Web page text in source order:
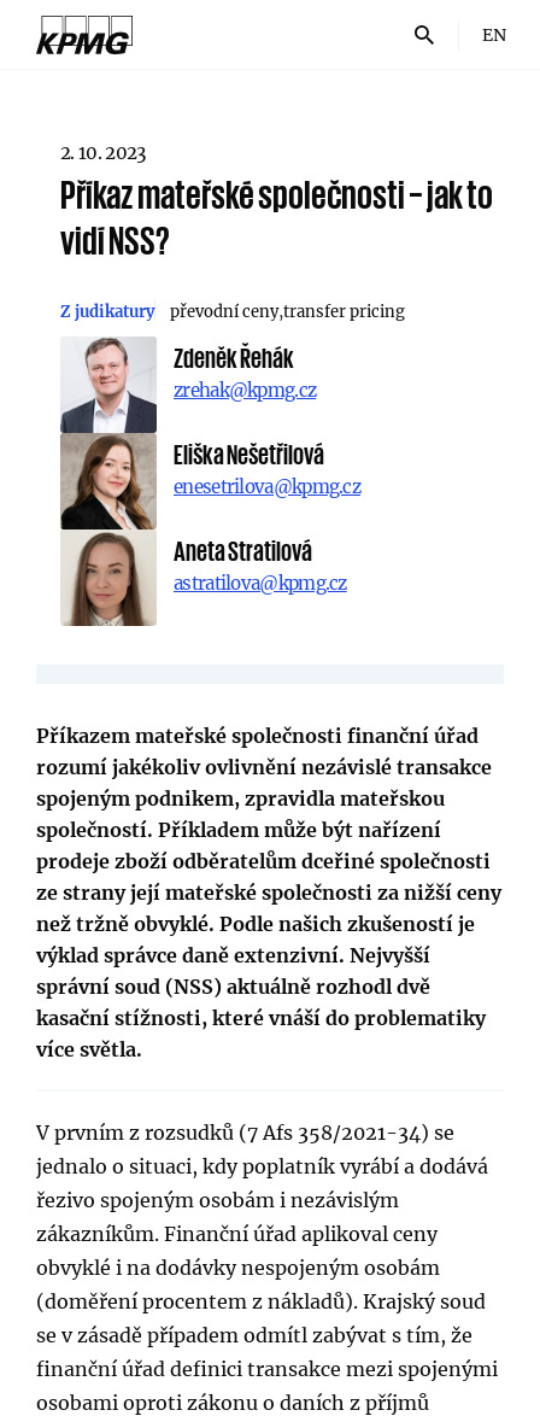
EN
2. 10. 2023
Příkaz mateřské společnosti – jak to
vidí NSS?
Z judikatury převodní ceny transfer pricing
Zdeněk Řehák
zrehak@kpmg.cz
Eliška Nešetřilová
enesetrilova@kpmg.cz
Aneta Stratilová
astratilova@kpmg.cz
Příkazem mateřské společnosti finanční úřad
rozumí jakékoliv ovlivnění nezávislé transakce
spojeným podnikem, zpravidla mateřskou
společností. Příkladem může být nařízení
prodeje zboží odběratelům dceřiné společnosti
ze strany její mateřské společnosti za nižší ceny
než tržně obvyklé. Podle našich zkušeností je
výklad správce daně extenzivní. Nejvyšší
správní soud (NSS) aktuálně rozhodl dvě
kasační stížnosti, které vnáší do problematiky
více světla.
V prvním z rozsudků (7 Afs 358/2021-34) se
jednalo o situaci, kdy poplatník vyrábí a dodává
řezivo spojeným osobám i nezávislým
zákazníkům. Finanční úřad aplikoval ceny
obvyklé i na dodávky nespojeným osobám
(doměření procentem z nákladů). Krajský soud
se v zásadě případem odmítl zabývat s tím, že
finanční úřad definici transakce mezi spojenými
osobami oproti zákonu o daních z příjmů